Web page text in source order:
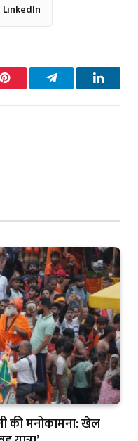
Pinterest Telegram
की मनोकामना: खेल